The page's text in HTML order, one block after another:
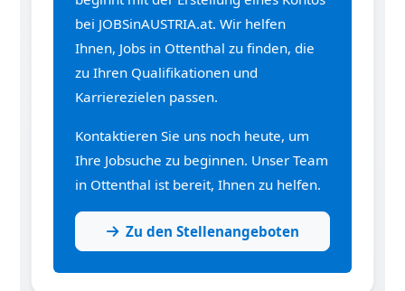
bei JOBSinAUSTRIA.at. Wir helfen
Ihnen, Jobs in Ottenthal zu finden, die
zu Ihren Qualifikationen und
Karrierezielen passen.
Kontaktieren Sie uns noch heute, um
Ihre Jobsuche zu beginnen. Unser Team
in Ottenthal ist bereit, Ihnen zu helfen.
Zu den Stellenangeboten